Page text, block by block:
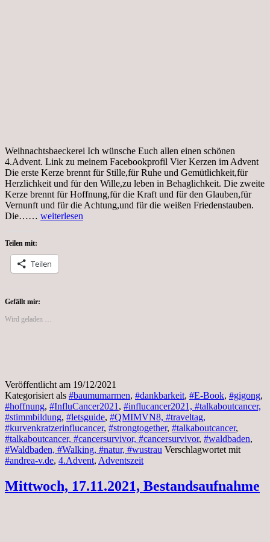
Weihnachtsbaeckerei Ich wünsche Euch allen einen schönen
4.Advent. Link zu meinem Facebookprofil Vier Kerzen im Advent
Die erste Kerze brennt für Stille,für Ruhe und Gemütlichkeit,für
Herzlichkeit und für den Wille,zu leben in Behaglichkeit. Die zweite
Kerze brennt für Hoffnung,für die Kraft und für den Glauben,für
Vernunft und für die Achtung,und für die weißen Friedenstauben.
Die…… Sonntag,
3
Bücher
erhältlich
weiterlesen
Teilen mit:
Teilen
Gefällt mir:
Wird geladen …
Veröffentlicht am 19/12/2021
Kategorisiert als #baumumarmen, #dankbarkeit, #E-Book, #gigong,
#hoffnung, #InfluCancer2021 , #influcancer2021, #talkaboutcancer,
#stimmbildung, #letsguide, #QMIMVN8, #traveltag,
#kurvenkratzerinflucancer, #strongtogether, #talkaboutcancer,
#talkaboutcancer, #cancersurvivor, #cancersurvivor, #waldbaden,
#Waldbaden, #Walking, #natur, #wustrau Verschlagwortet mit
#andrea-v.de, 4.Advent, Adventszeit
Mittwoch, 17.11.2021, Bestandsaufnahme